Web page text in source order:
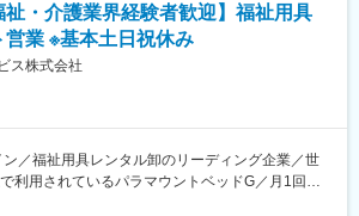
心です。
体も、現在３拠点目までの開設が決定しており
新しい会社ではありますが、親会社があるた
での就業経験のある方
チャレンジしてみたい方
出しなどはほとんどございません。
して、現場業務を学んでいただきます。
人財”という考えのもと、研修体制を充実させてい
祉・介護業界経験者歓迎】福祉用具
営業 ※基本土日祝休み
ス株式会社
ン／福祉用具レンタル卸のリーディング企業／世
利用されているパラマウントベッドG／月1回の